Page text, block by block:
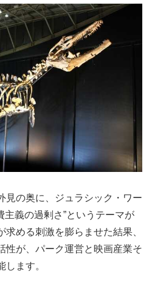
見の奥に、ジュラシック・ワー
主義の過剰さ”というテーマが
める刺激を膨らませた結果、
性が、パーク運営と映画産業そ
ます。